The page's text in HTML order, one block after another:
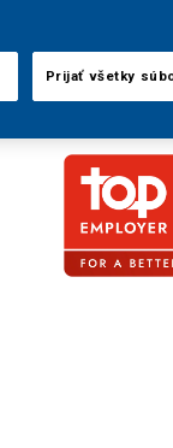
Prijať všetky